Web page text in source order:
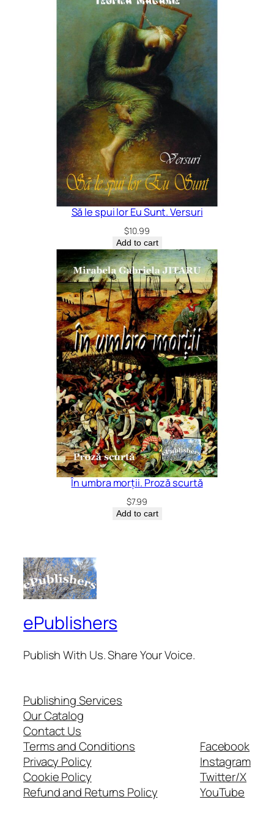
Să le spui lor Eu Sunt. Versuri
$10.99
Add to cart
În umbra morții. Proză scurtă
$7.99
Add to cart
ePublishers
Publish With Us. Share Your Voice.
Publishing Services
Our Catalog
Contact Us
Terms and Conditions
Privacy Policy
Cookie Policy
Refund and Returns Policy
Facebook
Instagram
Twitter/X
YouTube